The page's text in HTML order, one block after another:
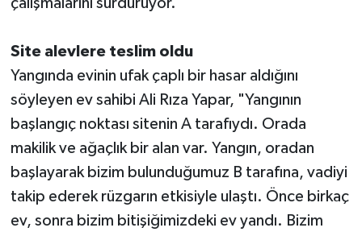
çalışmalarını sürdürüyor.
Site alevlere teslim oldu
Yangında evinin ufak çaplı bir hasar aldığını
söyleyen ev sahibi Ali Rıza Yapar, "Yangının
başlangıç noktası sitenin A tarafıydı. Orada
makilik ve ağaçlık bir alan var. Yangın, oradan
başlayarak bizim bulunduğumuz B tarafına, vadiyi
takip ederek rüzgarın etkisiyle ulaştı. Önce birkaç
ev, sonra bizim bitişiğimizdeki ev yandı. Bizim